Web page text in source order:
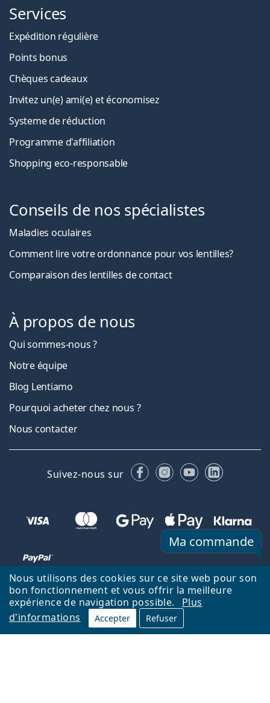
Nous utilisons des cookies sur ce site web pour son
bon fonctionnement et vous offrir la meilleure
expérience de navigation possible.
Plus
d'informations
Accepter Refuser
Ma commande
Services
Expédition régulière
Points bonus
Chèques cadeaux
Invitez un(e) ami(e) et économisez
Systeme de réduction
Programme d'affiliation
Shopping eco-responsable
Conseils de nos spécialistes
Maladies oculaires
Comment lire votre ordonnance pour vos lentilles?
Comparaison des lentilles de contact
À propos de nous
Qui sommes-nous ?
Notre équipe
Blog Lentiamo
Pourquoi acheter chez nous ?
Nous contacter
Suivez-nous sur FacebookInstagram
YouTubeLinkedIn
Retour à la page d'accueil Haut
Deutsch
Lentiamo.ch est géré et exploité par Lentiamo s.r.o., République
Un service en ligne pour vous depuis 18 ans.